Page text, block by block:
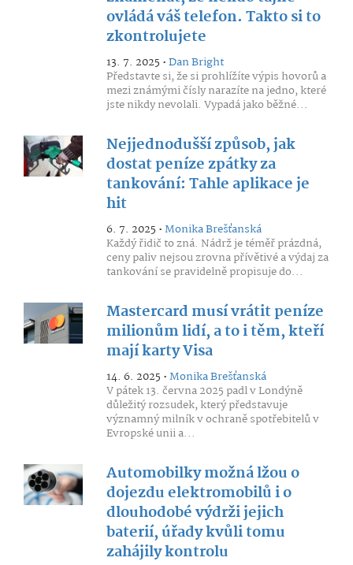
ovládá váš telefon. Takto si to
zkontrolujete
13. 7. 2025 •Dan Bright
Představte si, že si prohlížíte výpis hovorů a
mezi známými čísly narazíte na jedno, které
jste nikdy nevolali. Vypadá jako běžné...
Nejjednodušší způsob, jak
dostat peníze zpátky za
tankování: Tahle aplikace je
hit
6. 7. 2025 •Monika Brešťanská
Každý řidič to zná. Nádrž je téměř prázdná,
ceny paliv nejsou zrovna přívětivé a výdaj za
tankování se pravidelně propisuje do...
Mastercard musí vrátit peníze
milionům lidí, a to i těm, kteří
mají karty Visa
14. 6. 2025 •Monika Brešťanská
V pátek 13. června 2025 padl v Londýně
důležitý rozsudek, který představuje
významný milník v ochraně spotřebitelů v
Evropské unii a...
Automobilky možná lžou o
dojezdu elektromobilů i o
dlouhodobé výdrži jejich
baterií, úřady kvůli tomu
zahájily kontrolu